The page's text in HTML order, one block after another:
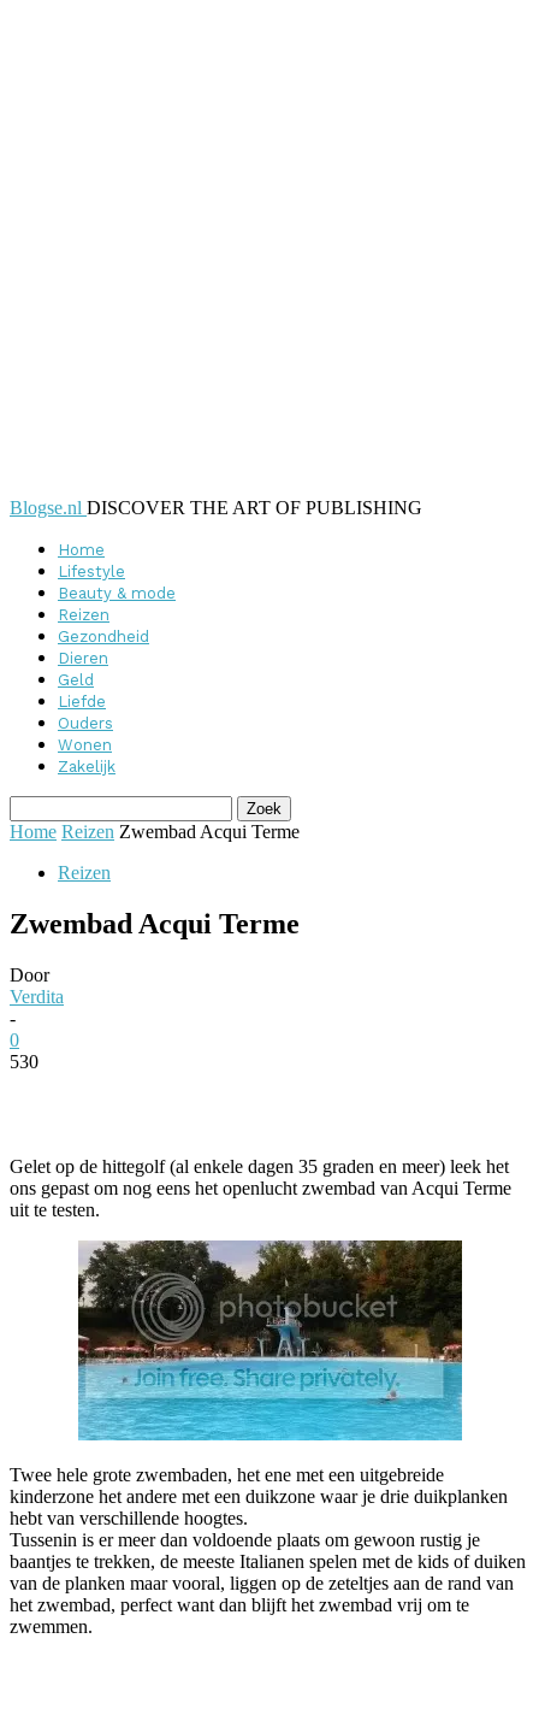
Blogse.nl DISCOVER THE ART OF PUBLISHING
Home
Lifestyle
Beauty & mode
Reizen
Gezondheid
Dieren
Geld
Liefde
Ouders
Wonen
Zakelijk
Home Reizen Zwembad Acqui Terme
Reizen
Zwembad Acqui Terme
Door
Verdita
-
0
530
Gelet op de hittegolf (al enkele dagen 35 graden en meer) leek het
ons gepast om nog eens het openlucht zwembad van Acqui Terme
uit te testen.
Twee hele grote zwembaden, het ene met een uitgebreide
kinderzone het andere met een duikzone waar je drie duikplanken
hebt van verschillende hoogtes.
Tussenin is er meer dan voldoende plaats om gewoon rustig je
baantjes te trekken, de meeste Italianen spelen met de kids of duiken
van de planken maar vooral, liggen op de zeteltjes aan de rand van
het zwembad, perfect want dan blijft het zwembad vrij om te
zwemmen.